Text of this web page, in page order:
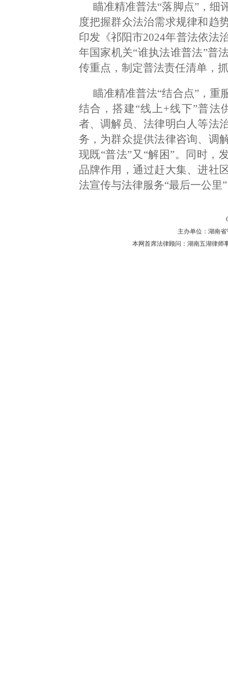
瞄准精准普法“落脚点”，细
度把握群众法治需求规律和趋
印发《祁阳市2024年普法依法
年国家机关“谁执法谁普法”普
传重点，制定普法责任清单，
瞄准精准普法“结合点”，重
结合，搭建“线上+线下”普法
者、调解员、法律明白人等法
务，为群众提供法律咨询、调
现既“普法”又“解困”。同时，
品牌作用，通过赶大集、进社
法宣传与法律服务“最后一公里
主办单位：湖南省
本网首席法律顾问：湖南五湖律师